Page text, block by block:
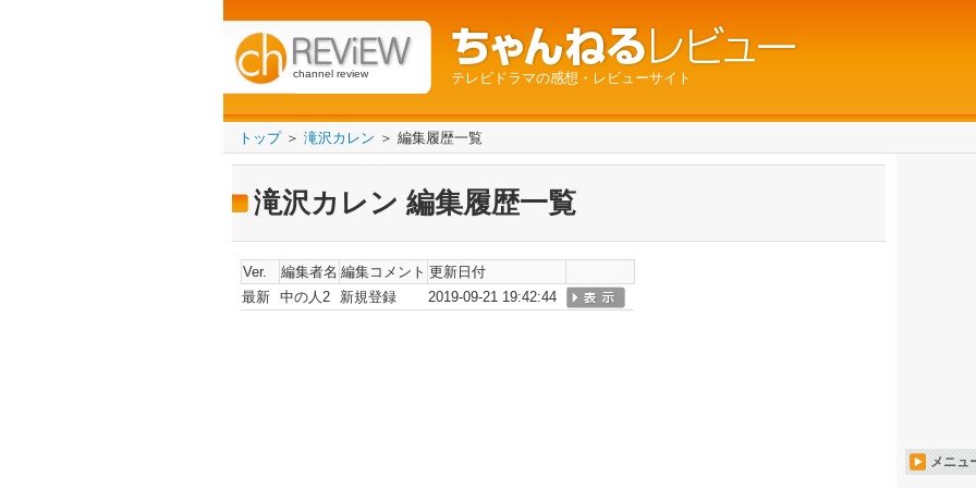
channel review テレビドラマの感想・レビューサイト
トップ＞ 滝沢カレン ＞ 編集履歴一覧
滝沢カレン 編集履歴一覧
Ver. 編集者名 編集コメント 更新日付
最新 中の人2 新規登録 2019-09-21 19:42:44
メニュ